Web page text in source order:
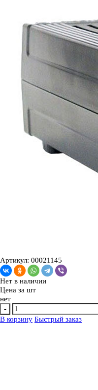
Артикул: 00021145
Нет в наличии
Цена за шт
нет
-
В корзину Быстрый заказ